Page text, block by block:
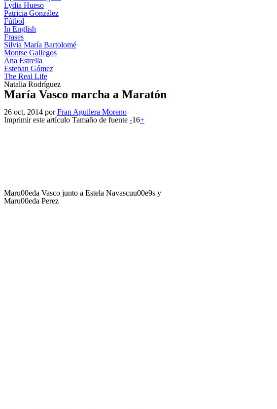
Lydia Hueso
Patricia González
Fútbol
In English
Frases
Silvia María Bartolomé
Montse Gallegos
Ana Estrella
Esteban Gómez
The Real Life
Natalia Rodríguez
María Vasco marcha a Maratón
26 oct, 2014 porFran Aguilera Moreno
Imprimir este artículo Tamaño de fuente -16+
Maru00eda Vasco junto a Estela Navascuu00e9s y
Maru00eda Perez